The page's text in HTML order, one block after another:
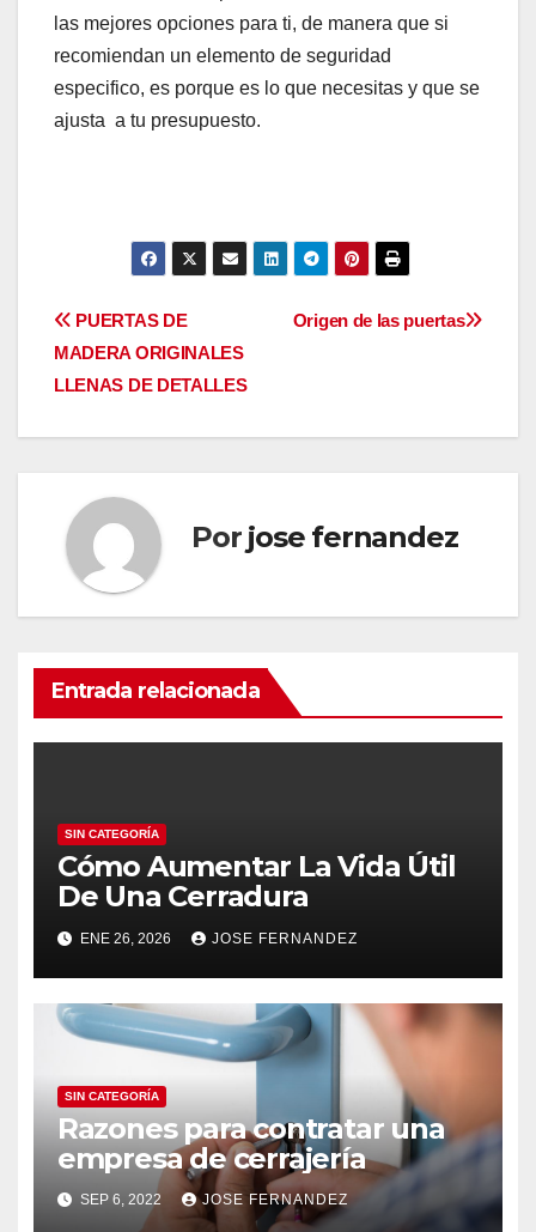
las mejores opciones para ti, de manera que si
recomiendan un elemento de seguridad
especifico, es porque es lo que necesitas y que se
ajusta a tu presupuesto.
Navegación
de
entradas
Origen de las puertas
PUERTAS DE
MADERA ORIGINALES
LLENAS DE DETALLES
Por jose fernandez
Entrada relacionada
SIN CATEGORÍA
Cómo Aumentar La Vida Útil
De Una Cerradura
ENE 26, 2026 JOSE FERNANDEZ
SIN CATEGORÍA
Razones para contratar una
empresa de cerrajería
SEP 6, 2022 JOSE FERNANDEZ